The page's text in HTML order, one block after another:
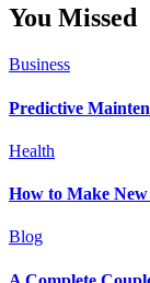
You Missed
Business
Predictive
Health
How to Make
Blog